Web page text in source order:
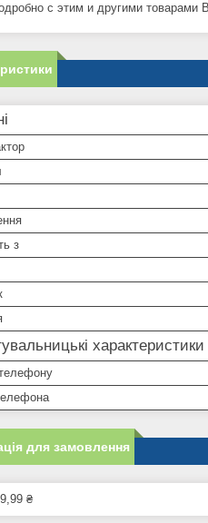
с этим и другими товарами
з
характеристики
для замовлення
₴